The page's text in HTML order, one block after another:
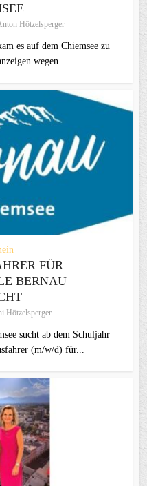
Hötzelsperger
es auf dem Chiemsee zu
wegen...
FÜR
BERNAU
Hötzelsperger
sucht ab dem Schuljahr
(m/w/d) für...